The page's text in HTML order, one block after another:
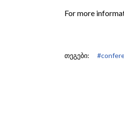
For more
თეგები: